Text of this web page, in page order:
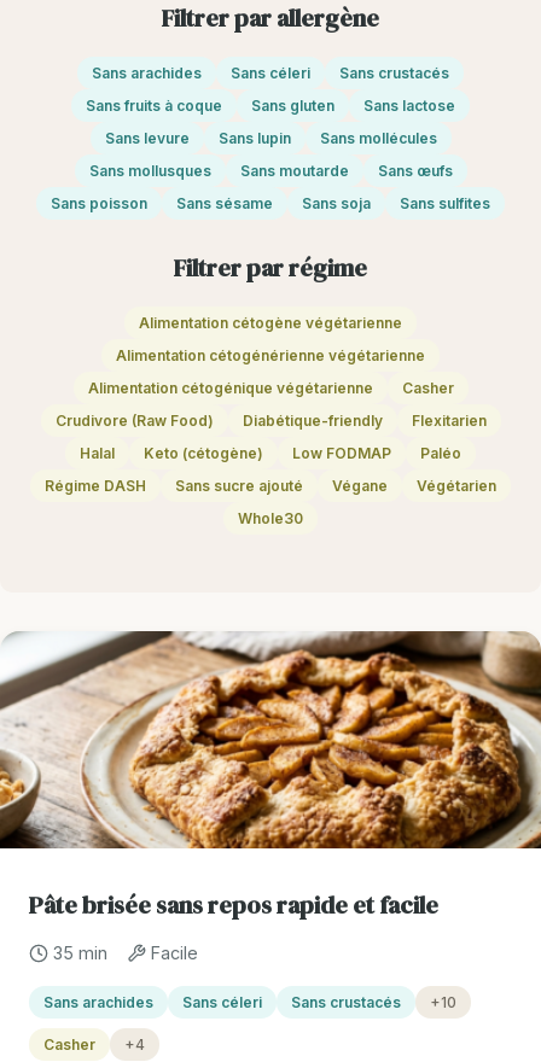
Filtrer par allergène
Sans arachides Sans céleri
Sans crustacés
Sans fruits à coque
Sans gluten
Sans lactose
Sans levure
Sans lupin
Sans mollécules
Sans mollusques
Sans moutarde
Sans œufs
Sans poisson
Sans sésame Sans soja Sans sulfites
Filtrer par régime
Alimentation cétogène végétarienne
Alimentation cétogénérienne végétarienne
Alimentation cétogénique végétarienne
Casher
Crudivore (Raw Food)
Diabétique-friendly
Flexitarien
Halal
Keto (cétogène) Low FODMAP
Paléo
Régime DASH
Sans sucre ajouté Végane
Végétarien
Whole30
Pâte brisée sans repos rapide et facile
35 min Facile
Sans arachides Sans céleri Sans crustacés +10
Casher +4